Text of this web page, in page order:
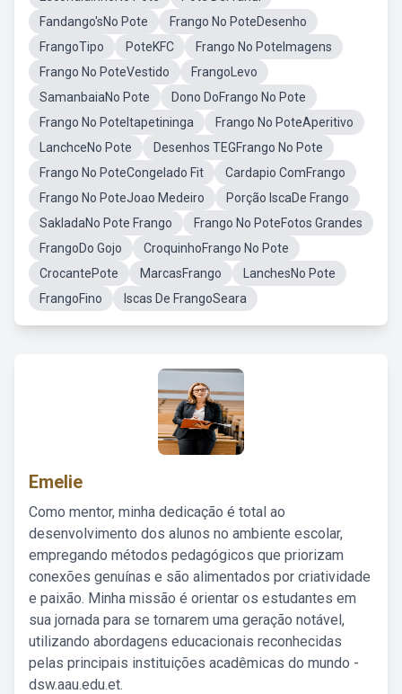
Fandango'sNo Pote
Frango No PoteDesenho
FrangoTipo
PoteKFC
Frango No PoteImagens
Frango No PoteVestido
FrangoLevo
SamanbaiaNo Pote
Dono DoFrango No Pote
Frango No PoteItapetininga
Frango No PoteAperitivo
LanchceNo Pote
Desenhos TEGFrango No Pote
Frango No PoteCongelado Fit
Cardapio ComFrango
Frango No PoteJoao Medeiro
Porção IscaDe Frango
SakladaNo Pote Frango
Frango No PoteFotos Grandes
FrangoDo Gojo
CroquinhoFrango No Pote
CrocantePote
MarcasFrango
LanchesNo Pote
FrangoFino
Iscas De FrangoSeara
Emelie
Como mentor, minha dedicação é total ao
desenvolvimento dos alunos no ambiente escolar,
empregando métodos pedagógicos que priorizam
conexões genuínas e são alimentados por criatividade
e paixão. Minha missão é orientar os estudantes em
sua jornada para se tornarem uma geração notável,
utilizando abordagens educacionais reconhecidas
pelas principais instituições acadêmicas do mundo -
dsw.aau.edu.et.